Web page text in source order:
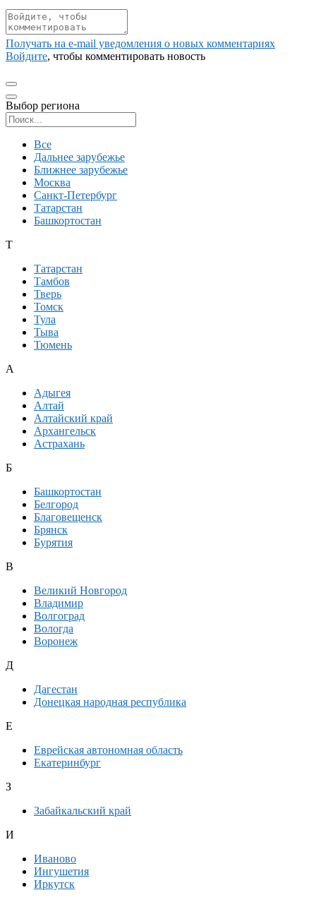
Получать на e‑mail уведомления о новых комментариях
Войдите, чтобы комментировать новость
Выбор региона
Все
Дальнее зарубежье
Ближнее зарубежье
Москва
Санкт-Петербург
Татарстан
Башкортостан
Т
Татарстан
Тамбов
Тверь
Томск
Тула
Тыва
Тюмень
А
Адыгея
Алтай
Алтайский край
Архангельск
Астрахань
Б
Башкортостан
Белгород
Благовещенск
Брянск
Бурятия
В
Великий Новгород
Владимир
Волгоград
Вологда
Воронеж
Д
Дагестан
Донецкая народная республика
Е
Еврейская автономная область
Екатеринбург
З
Забайкальский край
И
Иваново
Ингушетия
Иркутск